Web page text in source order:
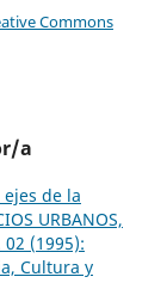
Commons
a
ejes de la
URBANOS,
02 (1995):
Cultura y